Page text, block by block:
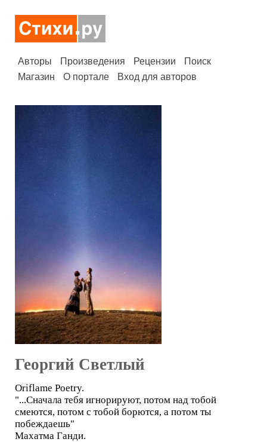
Авторы Произведения Рецензии
Поиск
Магазин
О портале Вход для авторов
Георгий Светлый
Oriflame Poetry.
"...Сначала тебя игнорируют, потом над тобой
смеются, потом с тобой борются, а потом ты
побеждаешь"
Махатма Ганди.